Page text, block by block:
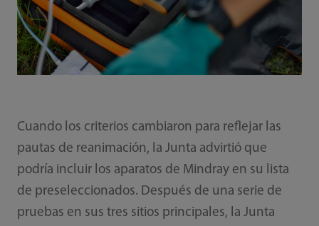
Cuando los criterios cambiaron para reflejar las
pautas de reanimación, la Junta advirtió que
podría incluir los aparatos de Mindray en su lista
de preseleccionados. Después de una serie de
pruebas en sus tres sitios principales, la Junta